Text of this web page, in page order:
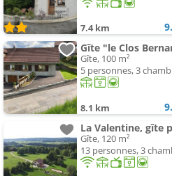
7.4 km
Gîte "le Clos
Gîte, 100 m²
5 personnes, 3
8.1 km
Gîte, 120 m²
13 personnes, 3